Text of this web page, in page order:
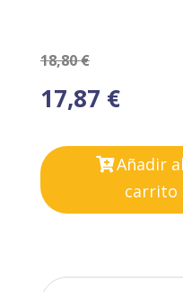
18,80€
17,87 €
Añadir al
carrito